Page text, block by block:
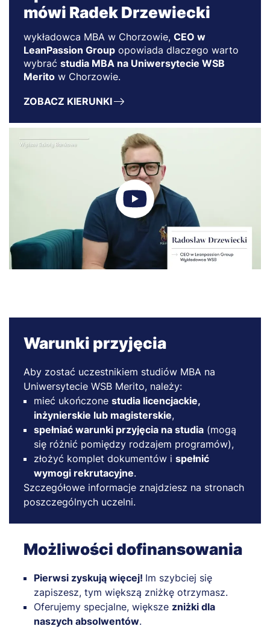
mówi Radek Drzewiecki
wykładowca MBA w Chorzowie, CEO w
LeanPassion Group opowiada dlaczego warto
wybrać studia MBA na Uniwersytecie WSB
Merito w Chorzowie.
ZOBACZ KIERUNKI
Warunki przyjęcia
Aby zostać uczestnikiem studiów MBA na
Uniwersytecie WSB Merito, należy:
mieć ukończone studia licencjackie,
inżynierskie lub magisterskie,
spełniać warunki przyjęcia na studia (mogą
się różnić pomiędzy rodzajem programów),
złożyć komplet dokumentów i spełnić
wymogi rekrutacyjne.
Szczegółowe informacje znajdziesz na stronach
poszczególnych uczelni.
Możliwości dofinansowania
Pierwsi zyskują więcej! Im szybciej się
zapiszesz, tym większą zniżkę otrzymasz.
Oferujemy specjalne, większe zniżki dla
naszych absolwentów.